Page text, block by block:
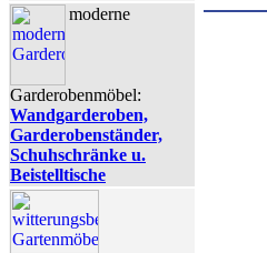
moderne
Garderobenmöbel:
Wandgarderoben,
Garderobenständer,
Schuhschränke u.
Beistelltische